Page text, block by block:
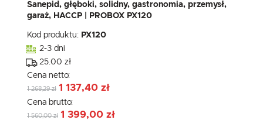
Sanepid, głęboki, solidny, gastronomia, przemysł,
garaż, HACCP | PROBOX PX120
Kod produktu: PX120
2-3 dni
25.00 zł
Cena netto:
1 268,29 zł 1 137,40 zł
Cena brutto:
1 560,00 zł 1 399,00 zł